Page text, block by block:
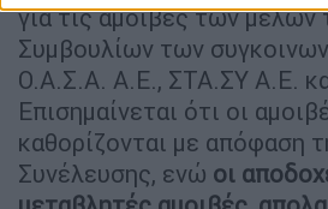
για τις αμοιβές των μελών
Συμβουλίων των
Ο.Α.Σ.Α. Α.Ε., ΣΤΑ.ΣΥ Α.Ε.
Επισημαίνεται ότι οι
καθορίζονται με απόφαση
Συνέλευσης, ενώ οι